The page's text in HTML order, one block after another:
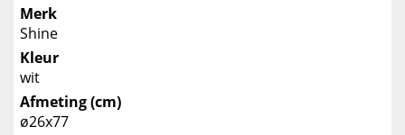
Merk
Shine
Kleur
wit
Afmeting (cm)
ø26x77